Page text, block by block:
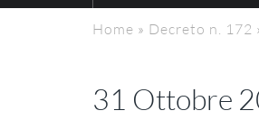
Home » Decreto n. 172
31 Ottobre